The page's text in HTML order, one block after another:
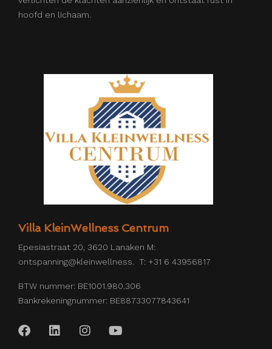
hoofd en lichaam.
Villa KleinWellness Centrum
Epesiastraat 20, 3620 Lanaken M:
ontspanning@kleinwellness. T: +31 6 43956817
BTW nummer: BE1001.980.306
Bankrekeningnummer: BE88733077843641